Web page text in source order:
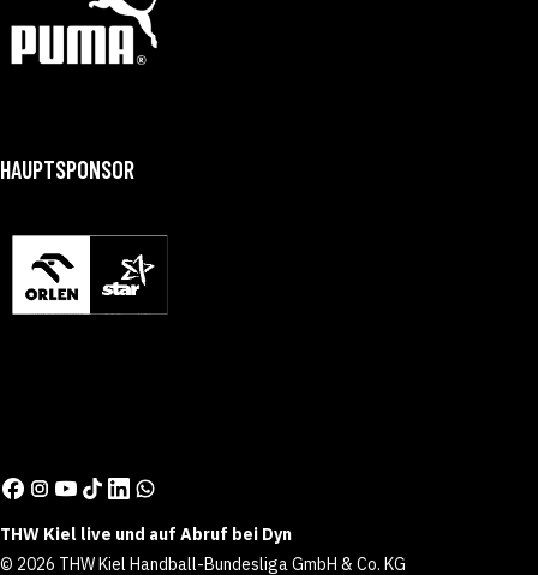
HAUPTSPONSOR
THW Kiel live und auf Abruf bei Dyn
© 2026 THW Kiel Handball-Bundesliga GmbH & Co. KG